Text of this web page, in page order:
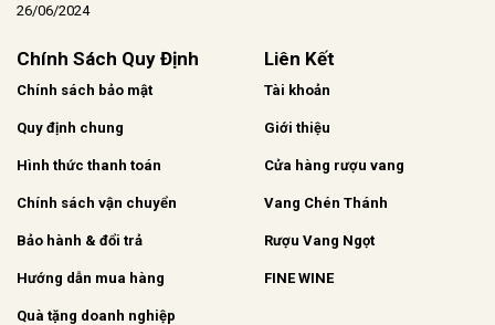
26/06/2024
Chính Sách Quy Định
Chính sách bảo mật
Quy định chung
Hình thức thanh toán
Chính sách vận chuyển
Bảo hành & đổi trả
Hướng dẫn mua hàng
Quà tặng doanh nghiệp
Liên Kết
Tài khoản
Giới thiệu
Cửa hàng rượu vang
Vang Chén Thánh
Rượu Vang Ngọt
FINE WINE